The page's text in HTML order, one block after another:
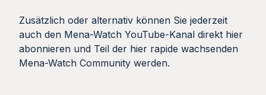
Zusätzlich oder alternativ können Sie jederzeit
auch den Mena-Watch YouTube-Kanal direkt hier
abonnieren und Teil der hier rapide wachsenden
Mena-Watch Community werden.